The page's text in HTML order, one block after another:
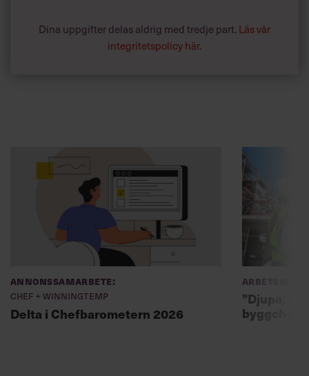
Dina uppgifter delas aldrig med tredje part. Läs vår
integritetspolicy här.
Annonssamarbete:
Chef + Winningtemp
Delta i Chefbarometern 2026
Arbetsmiljö
”Djupa,